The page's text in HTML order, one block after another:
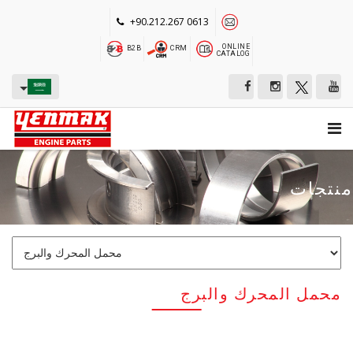
+90.212.267 0613
B2B CRM
ONLINE
CATALOG
منتجات
محمل المحرك والبرج